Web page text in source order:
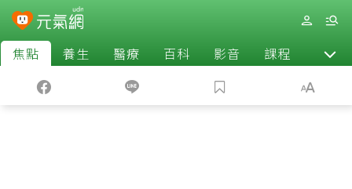
焦點 養生 醫療 百科 影音 課程 退休